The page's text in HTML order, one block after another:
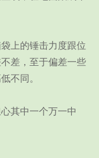
上的锤击力度跟位
差，至于偏差一些
不同。
其中一个万一中